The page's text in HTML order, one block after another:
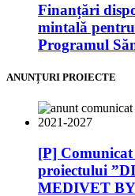
Finanțări
mintală
Programul
ANUNȚURI PROIECTE
[P]
proiectului
MEDIVET